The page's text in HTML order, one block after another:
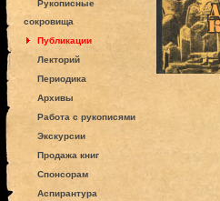
Рукописные
сокровища
Публикации
Лекторий
Периодика
Архивы
Работа с рукописями
Экскурсии
Продажа книг
Спонсорам
Аспирантура